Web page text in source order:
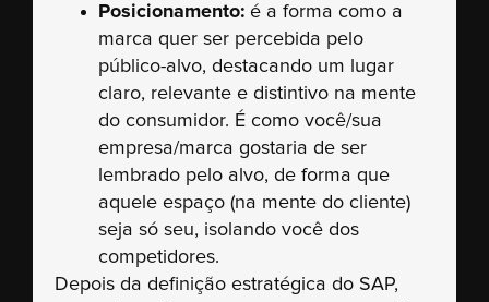
Posicionamento: é a forma como a
marca quer ser percebida pelo
público-alvo, destacando um lugar
claro, relevante e distintivo na mente
do consumidor. É como você/sua
empresa/marca gostaria de ser
lembrado pelo alvo, de forma que
aquele espaço (na mente do cliente)
seja só seu, isolando você dos
competidores.
Depois da definição estratégica do SAP,